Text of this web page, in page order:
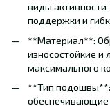
виды
поддержки и
**Материал**:
износостойкие и
максимального
**Тип подошвы**: